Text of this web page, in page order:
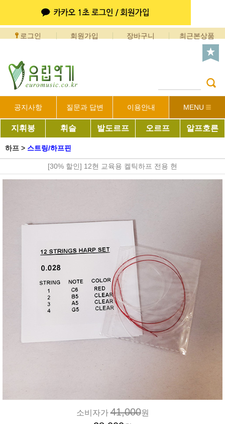
로그인 회원가입 장바구니 최근본상품
공지사항 질문과 답변 이용안내 MENU
지휘봉 휘슬 발도르프 오르프 알프호른
하프 > 스트링/하프핀
[30% 할인] 12현 교육용 켈틱하프 전용 현
소비자가41,000원